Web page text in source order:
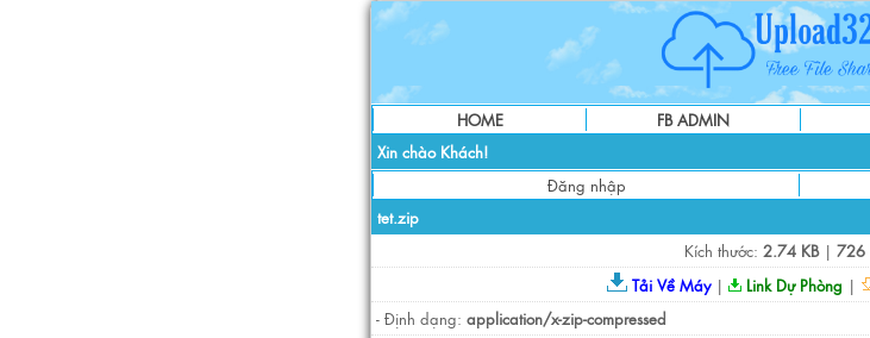
HOME FB ADMIN
Xin chào Khách!
Đăng nhập
tet.zip
Kích thước: 2.74 KB| 726
Tải Về Máy| Link Dự Phòng |
- Định dạng: application/x-zip-compressed